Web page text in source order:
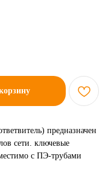
предназначен
сети. ключевые
с ПЭ-трубами